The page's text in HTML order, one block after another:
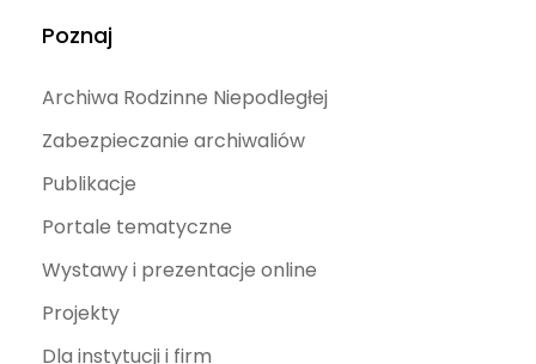
Poznaj
Archiwa Rodzinne Niepodległej
Zabezpieczanie archiwaliów
Publikacje
Portale tematyczne
Wystawy i prezentacje online
Projekty
Dla instytucji i firm